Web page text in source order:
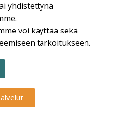
yhdistettynä
voi käyttää sekä
tarkoitukseen.